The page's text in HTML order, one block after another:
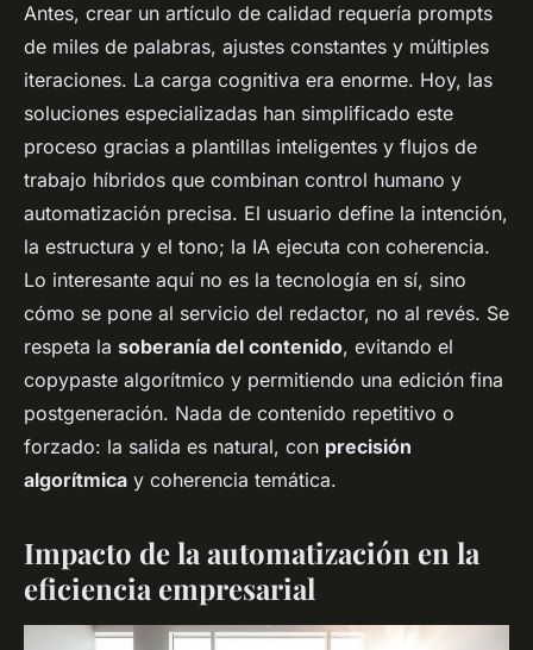
Antes, crear un artículo de calidad requería prompts
de miles de palabras, ajustes constantes y múltiples
iteraciones. La carga cognitiva era enorme. Hoy, las
soluciones especializadas han simplificado este
proceso gracias a plantillas inteligentes y flujos de
trabajo híbridos que combinan control humano y
automatización precisa. El usuario define la intención,
la estructura y el tono; la IA ejecuta con coherencia.
Lo interesante aquí no es la tecnología en sí, sino
cómo se pone al servicio del redactor, no al revés. Se
respeta la soberanía del contenido, evitando el
copypaste algorítmico y permitiendo una edición fina
postgeneración. Nada de contenido repetitivo o
forzado: la salida es natural, con precisión
algorítmica y coherencia temática.
Impacto de la automatización en la
eficiencia empresarial